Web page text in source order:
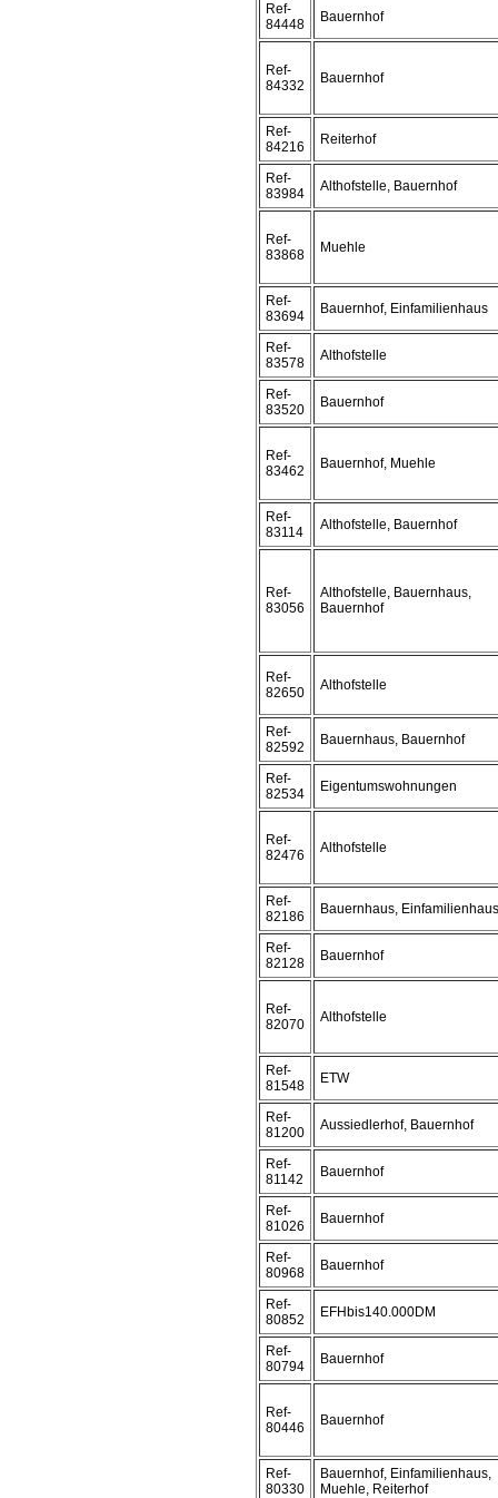
Ref-
84448
Bauernhof
Ref-
84332
Bauernhof
Ref-
84216
Reiterhof
Ref-
83984
Althofstelle, Bauernhof
Ref-
83868
Muehle
Ref-
83694
Bauernhof, Einfamilienhaus
Ref-
83578
Althofstelle
Ref-
83520
Bauernhof
Ref-
83462
Bauernhof, Muehle
Ref-
83114
Althofstelle, Bauernhof
Ref-
83056
Althofstelle, Bauernhaus,
Bauernhof
Ref-
82650
Althofstelle
Ref-
82592
Bauernhaus, Bauernhof
Ref-
82534
Eigentumswohnungen
Ref-
82476
Althofstelle
Ref-
82186
Bauernhaus, Einfamilienhaus
Ref-
82128
Bauernhof
Ref-
82070
Althofstelle
Ref-
81548
ETW
Ref-
81200
Aussiedlerhof, Bauernhof
Ref-
81142
Bauernhof
Ref-
81026
Bauernhof
Ref-
80968
Bauernhof
Ref-
80852
EFHbis140.000DM
Ref-
80794
Bauernhof
Ref-
80446
Bauernhof
Ref-
80330
Bauernhof, Einfamilienhaus,
Muehle, Reiterhof